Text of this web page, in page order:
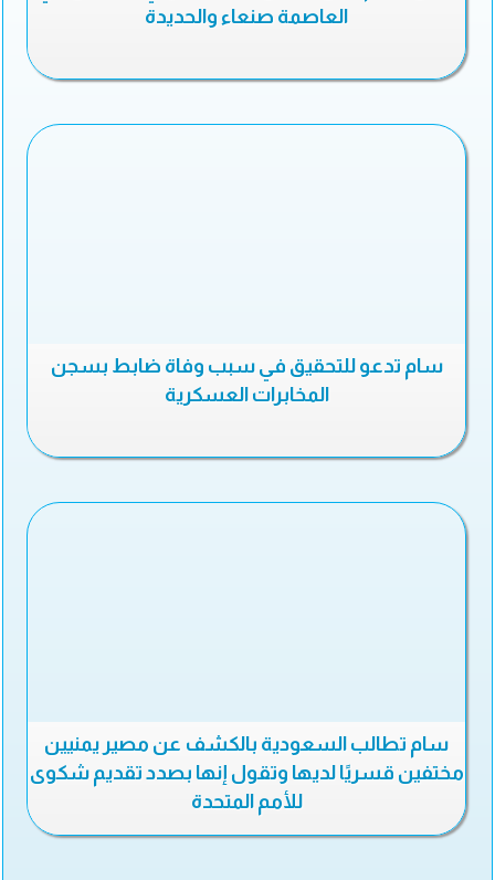
العاصمة صنعاء والحديدة
سام تدعو للتحقيق في سبب وفاة ضابط بسجن
المخابرات العسكرية
سام تطالب السعودية بالكشف عن مصير يمنيين
مختفين قسريًا لديها وتقول إنها بصدد تقديم شكوى
للأمم المتحدة